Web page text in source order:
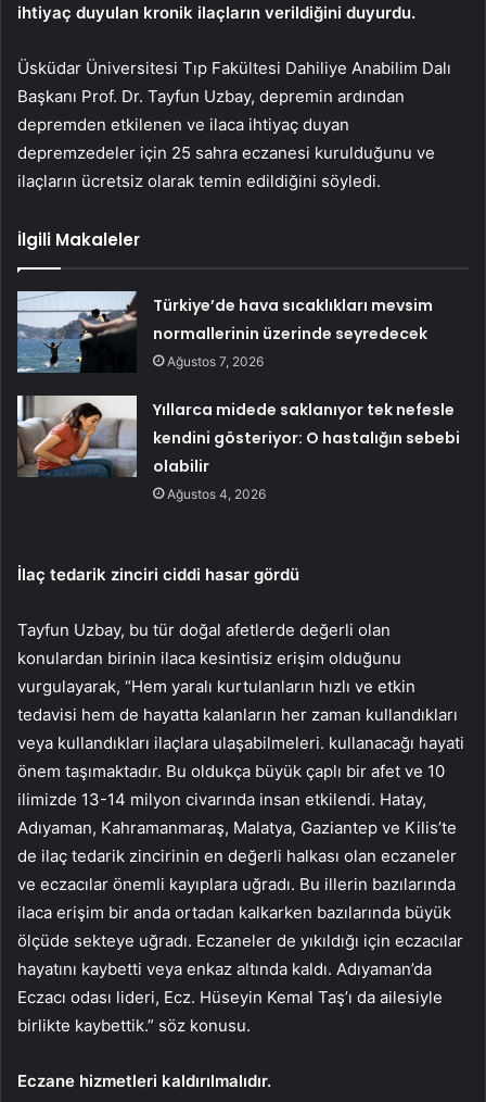
ihtiyaç duyulan kronik ilaçların verildiğini duyurdu.
Üsküdar Üniversitesi Tıp Fakültesi Dahiliye Anabilim Dalı
Başkanı Prof. Dr. Tayfun Uzbay, depremin ardından
depremden etkilenen ve ilaca ihtiyaç duyan
depremzedeler için 25 sahra eczanesi kurulduğunu ve
ilaçların ücretsiz olarak temin edildiğini söyledi.
İlgili Makaleler
Türkiye’de hava sıcaklıkları mevsim
normallerinin üzerinde seyredecek
Ağustos 7, 2026
Yıllarca midede saklanıyor tek nefesle
kendini gösteriyor: O hastalığın sebebi
olabilir
Ağustos 4, 2026
İlaç tedarik zinciri ciddi hasar gördü
Tayfun Uzbay, bu tür doğal afetlerde değerli olan
konulardan birinin ilaca kesintisiz erişim olduğunu
vurgulayarak, “Hem yaralı kurtulanların hızlı ve etkin
tedavisi hem de hayatta kalanların her zaman kullandıkları
veya kullandıkları ilaçlara ulaşabilmeleri. kullanacağı hayati
önem taşımaktadır. Bu oldukça büyük çaplı bir afet ve 10
ilimizde 13-14 milyon civarında insan etkilendi. Hatay,
Adıyaman, Kahramanmaraş, Malatya, Gaziantep ve Kilis’te
de ilaç tedarik zincirinin en değerli halkası olan eczaneler
ve eczacılar önemli kayıplara uğradı. Bu illerin bazılarında
ilaca erişim bir anda ortadan kalkarken bazılarında büyük
ölçüde sekteye uğradı. Eczaneler de yıkıldığı için eczacılar
hayatını kaybetti veya enkaz altında kaldı. Adıyaman’da
Eczacı odası lideri, Ecz. Hüseyin Kemal Taş’ı da ailesiyle
birlikte kaybettik.” söz konusu.
Eczane hizmetleri kaldırılmalıdır.